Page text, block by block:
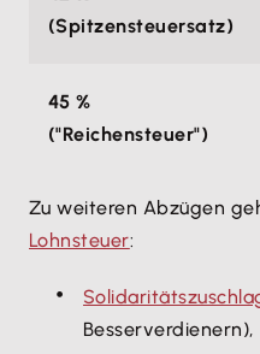
(Spitzensteuersatz)
45 %
("Reichensteuer")
Zu weiteren Abzügen
Lohnsteuer:
Besserverdienern),